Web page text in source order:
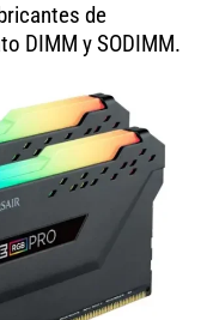
de
DIMM y SODIMM.